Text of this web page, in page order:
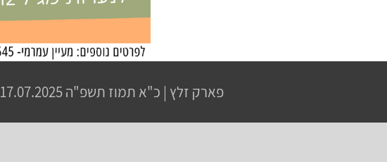
פארק זלץ | כ"א תמוז תשפ"ה17.07.2025 | שעת התחלה 17:30